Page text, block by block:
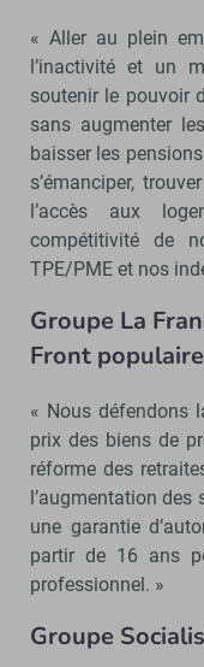
« Aller au plein
l’inactivité et un
soutenir le pouvoir
sans augmenter
baisser les
s’émanciper,
l’accès aux
compétitivité de
TPE/PME et nos
Groupe La
Front populaire
« Nous défendons
prix des biens de
réforme des
l’augmentation des
une garantie
partir de 16 ans
professionnel. »
Groupe